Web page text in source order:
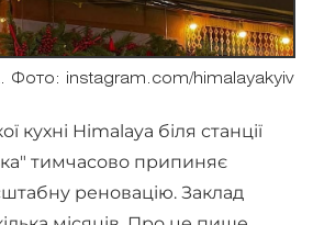
Фото: instagram.com/himalayakyiv
кухні Himalaya біля станції
тимчасово припиняє
реновацію. Заклад